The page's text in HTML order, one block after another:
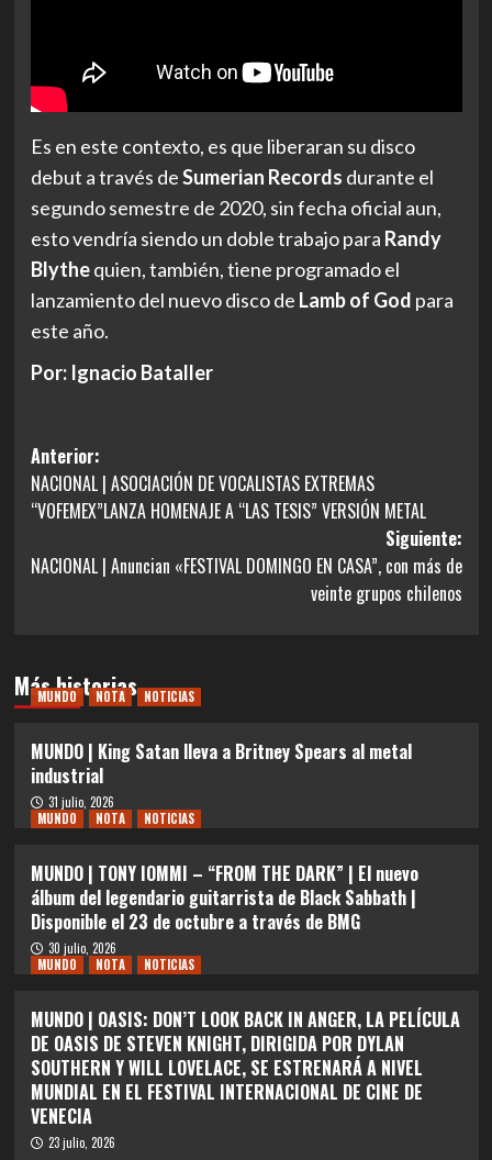
Es en este contexto, es que liberaran su disco
debut a través deSumerian Records durante el
segundo semestre de 2020, sin fecha oficial aun,
esto vendría siendo un doble trabajo para Randy
Blythequien, también, tiene programado el
lanzamiento del nuevo disco de Lamb of God para
este año.
Por: Ignacio Bataller
Navegación
de
entradas
Anterior:
NACIONAL | ASOCIACIÓN DE VOCALISTAS EXTREMAS
“VOFEMEX”LANZA HOMENAJE A “LAS TESIS” VERSIÓN METAL
Siguiente:
NACIONAL | Anuncian «FESTIVAL DOMINGO EN CASA”, con más de
veinte grupos chilenos
Más historias
MUNDO NOTA NOTICIAS
MUNDO | King Satan lleva a Britney Spears al metal
industrial
31 julio, 2026
MUNDO
NOTA NOTICIAS
MUNDO | TONY IOMMI – “FROM THE DARK” | El nuevo
álbum del legendario guitarrista de Black Sabbath |
Disponible el 23 de octubre a través de BMG
30 julio, 2026
MUNDO
NOTA NOTICIAS
MUNDO | OASIS: DON’T LOOK BACK IN ANGER, LA PELÍCULA
DE OASIS DE STEVEN KNIGHT, DIRIGIDA POR DYLAN
SOUTHERN Y WILL LOVELACE, SE ESTRENARÁ A NIVEL
MUNDIAL EN EL FESTIVAL INTERNACIONAL DE CINE DE
VENECIA
23 julio, 2026